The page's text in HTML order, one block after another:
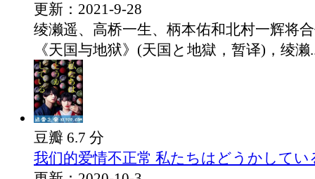
更新：2021-9-28
绫濑遥、高桥一生、柄本佑和北村一辉将
《天国与地狱》(天国と地獄，暂译)，绫濑
豆瓣 6.7 分
我们的爱情不正常 私たちはどうかしてい